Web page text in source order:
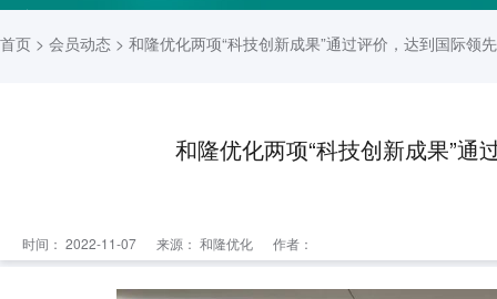
首页 > 会员动态 > 和隆优化两项“科技创新成果”通过评价，达到国际领
和隆优化两项“科技创新成果”通
时间： 2022-11-07 来源： 和隆优化 作者：